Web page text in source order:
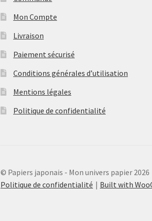
Mon Compte
Livraison
Paiement sécurisé
Conditions générales d’utilisation
Mentions légales
Politique de confidentialité
© Papiers japonais - Mon univers papier 2026
Politique de confidentialité
Built with